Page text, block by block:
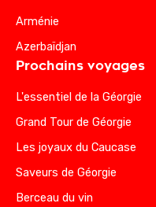
Arménie
Azerbaïdjan
Prochains voyages
L'essentiel de la Géorgie
Grand Tour de Géorgie
Les joyaux du Caucase
Saveurs de Géorgie
Berceau du vin